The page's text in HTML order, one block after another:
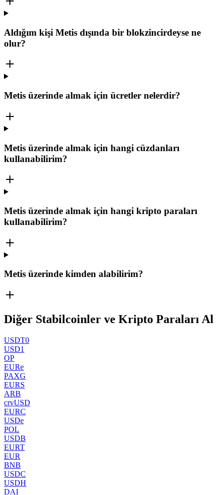
Aldığım kişi Metis dışında bir blokzincirdeyse ne
olur?
Metis üzerinde almak için ücretler nelerdir?
Metis üzerinde almak için hangi cüzdanları
kullanabilirim?
Metis üzerinde almak için hangi kripto paraları
kullanabilirim?
Metis üzerinde kimden alabilirim?
Diğer Stabilcoinler ve Kripto Paraları Al
USDT0
USD1
OP
EURe
PAXG
EURS
ARB
crvUSD
EURC
USDe
POL
USDB
EURT
EUR
BNB
USDC
USDH
DAI